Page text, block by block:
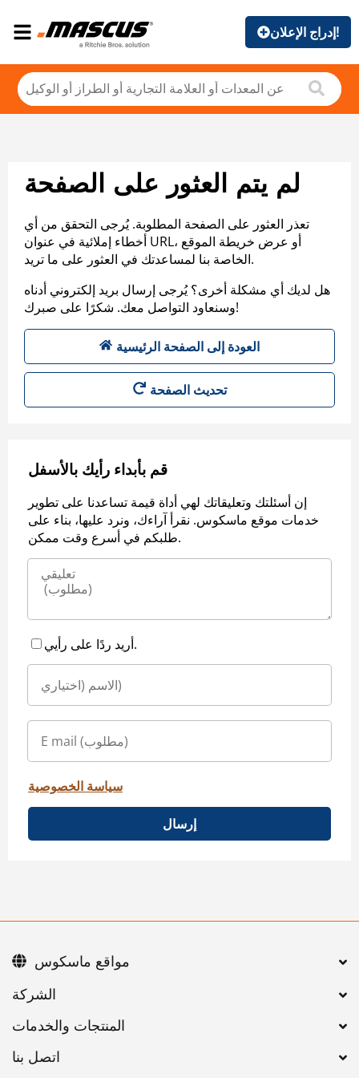
إدراج الإعلان!
لم يتم العثور على الصفحة
تعذر العثور على الصفحة المطلوبة. يُرجى التحقق من أي
أخطاء إملائية في عنوان URL، أو عرض خريطة الموقع
الخاصة بنا لمساعدتك في العثور على ما تريد.
هل لديك أي مشكلة أخرى؟ يُرجى إرسال بريد إلكتروني أدناه
وسنعاود التواصل معك. شكرًا على صبرك!
العودة إلى الصفحة الرئيسية
تحديث الصفحة
قم بأبداء رأيك بالأسفل
إن أسئلتك وتعليقاتك لهي أداة قيمة تساعدنا على تطوير
خدمات موقع ماسكوس. نقرأ آراءك، ونرد عليها، بناء على
طلبكم في أسرع وقت ممكن.
أريد ردًا على رأيي.
سياسة الخصوصية
إرسال
اتصل بنا
مواقع ماسكوس